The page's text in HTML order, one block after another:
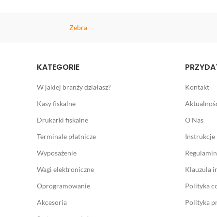
Zebra
KATEGORIE
W jakiej branży działasz?
Kasy fiskalne
Drukarki fiskalne
Terminale płatnicze
Wyposażenie
Wagi elektroniczne
Oprogramowanie
Akcesoria
Kontakt
O Nas
Instrukcje
Regulamin
Klauzula
Polityka
Polityka